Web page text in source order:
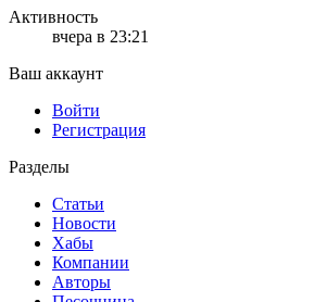
Активность
вчера в 23:21
Ваш аккаунт
Войти
Регистрация
Разделы
Статьи
Новости
Хабы
Компании
Авторы